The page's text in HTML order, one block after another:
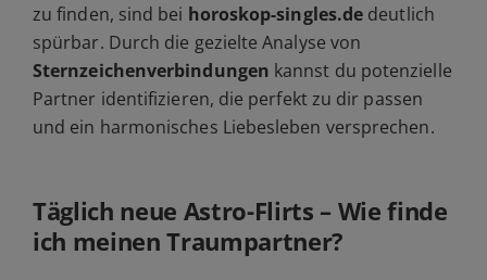
zu finden, sind bei horoskop-singles.de deutlich
spürbar. Durch die gezielte Analyse von
Sternzeichenverbindungen kannst du potenzielle
Partner identifizieren, die perfekt zu dir passen
und ein harmonisches Liebesleben versprechen.
Täglich neue Astro-Flirts – Wie finde
ich meinen Traumpartner?